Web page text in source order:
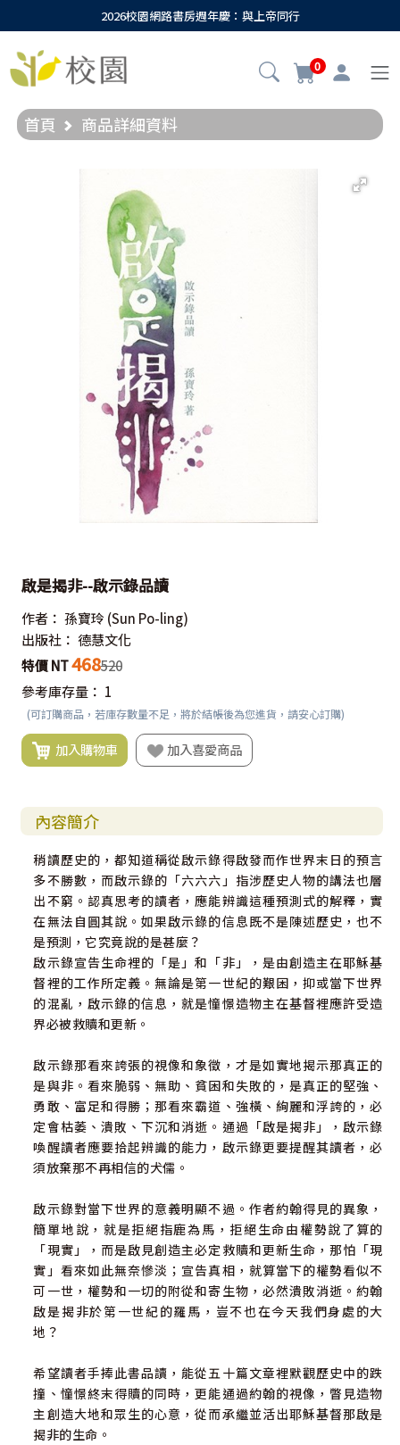
2026校園網路書房週年慶：與上帝同行
0
首頁 商品詳細資料
啟是揭非--啟示錄品讀
作者： 孫寶玲 (Sun Po-ling)
出版社： 德慧文化
特價 NT468520
參考庫存量： 1
(可訂購商品，若庫存數量不足，將於結帳後為您進貨，請安心訂購)
加入購物車 加入喜愛商品
內容簡介
稍讀歷史的，都知道稱從啟示錄得啟發而作世界末日的預言
多不勝數，而啟示錄的「六六六」指涉歷史人物的講法也層
出不窮。認真思考的讀者，應能辨識這種預測式的解釋，實
在無法自圓其說。如果啟示錄的信息既不是陳述歷史，也不
是預測，它究竟說的是甚麼？
啟示錄宣告生命裡的「是」和「非」，是由創造主在耶穌基
督裡的工作所定義。無論是第一世紀的艱困，抑或當下世界
的混亂，啟示錄的信息，就是憧憬造物主在基督裡應許受造
界必被救贖和更新。
啟示錄那看來誇張的視像和象徵，才是如實地揭示那真正的
是與非。看來脆弱、無助、貧困和失敗的，是真正的堅強、
勇敢、富足和得勝；那看來霸道、強橫、絢麗和浮誇的，必
定會枯萎、潰敗、下沉和消逝。通過「啟是揭非」，啟示錄
喚醒讀者應要拾起辨識的能力，啟示錄更要提醒其讀者，必
須放棄那不再相信的犬儒。
啟示錄對當下世界的意義明顯不過。作者約翰得見的異象，
簡單地說，就是拒絕指鹿為馬，拒絕生命由權勢說了算的
「現實」，而是啟見創造主必定救贖和更新生命，那怕「現
實」看來如此無奈慘淡；宣告真相，就算當下的權勢看似不
可一世，權勢和一切的附從和寄生物，必然潰敗消逝。約翰
啟是揭非於第一世紀的羅馬，豈不也在今天我們身處的大
地？
希望讀者手捧此書品讀，能從五十篇文章裡默觀歷史中的跌
撞、憧憬終末得贖的同時，更能通過約翰的視像，瞥見造物
主創造大地和眾生的心意，從而承繼並活出耶穌基督那啟是
揭非的生命。